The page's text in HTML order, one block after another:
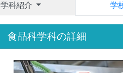
学科紹介 学
食品科学科の詳細